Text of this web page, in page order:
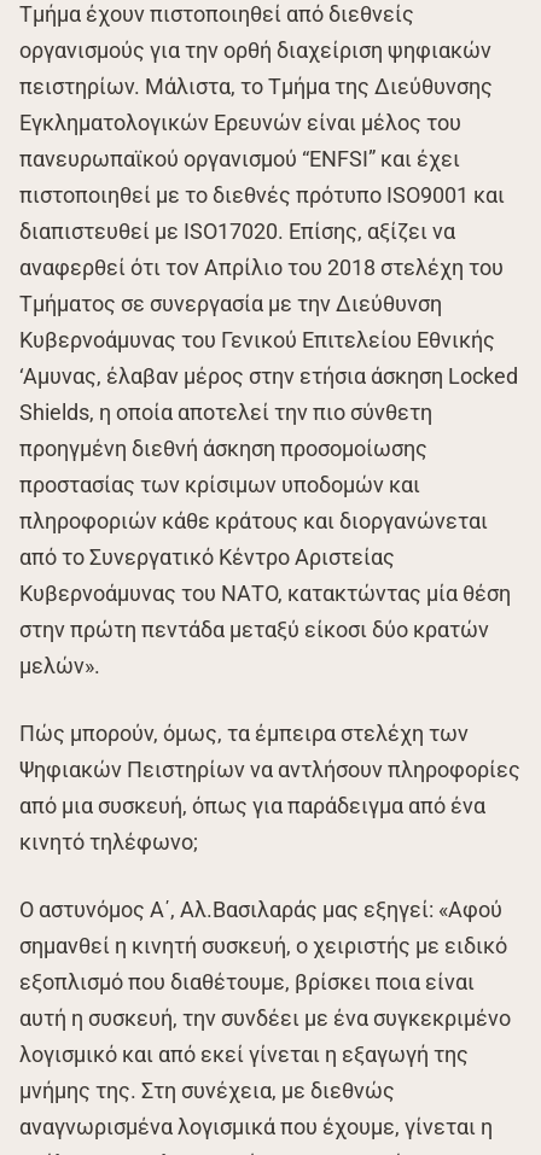
Τμήμα έχουν πιστοποιηθεί από διεθνείς
οργανισμούς για την ορθή διαχείριση ψηφιακών
πειστηρίων. Μάλιστα, το Τμήμα της Διεύθυνσης
Εγκληματολογικών Ερευνών είναι μέλος του
πανευρωπαϊκού οργανισμού “ENFSI” και έχει
πιστοποιηθεί με το διεθνές πρότυπο ISO9001 και
διαπιστευθεί με ISO17020. Επίσης, αξίζει να
αναφερθεί ότι τον Απρίλιο του 2018 στελέχη του
Τμήματος σε συνεργασία με την Διεύθυνση
Κυβερνοάμυνας του Γενικού Επιτελείου Εθνικής
‘Αμυνας, έλαβαν μέρος στην ετήσια άσκηση Locked
Shields, η οποία αποτελεί την πιο σύνθετη
προηγμένη διεθνή άσκηση προσομοίωσης
προστασίας των κρίσιμων υποδομών και
πληροφοριών κάθε κράτους και διοργανώνεται
από το Συνεργατικό Κέντρο Αριστείας
Κυβερνοάμυνας του ΝΑΤΟ, κατακτώντας μία θέση
στην πρώτη πεντάδα μεταξύ είκοσι δύο κρατών
μελών».
Πώς μπορούν, όμως, τα έμπειρα στελέχη των
Ψηφιακών Πειστηρίων να αντλήσουν πληροφορίες
από μια συσκευή, όπως για παράδειγμα από ένα
κινητό τηλέφωνο;
Ο αστυνόμος Α΄, Αλ.Βασιλαράς μας εξηγεί: «Αφού
σημανθεί η κινητή συσκευή, ο χειριστής με ειδικό
εξοπλισμό που διαθέτουμε, βρίσκει ποια είναι
αυτή η συσκευή, την συνδέει με ένα συγκεκριμένο
λογισμικό και από εκεί γίνεται η εξαγωγή της
μνήμης της. Στη συνέχεια, με διεθνώς
αναγνωρισμένα λογισμικά που έχουμε, γίνεται η